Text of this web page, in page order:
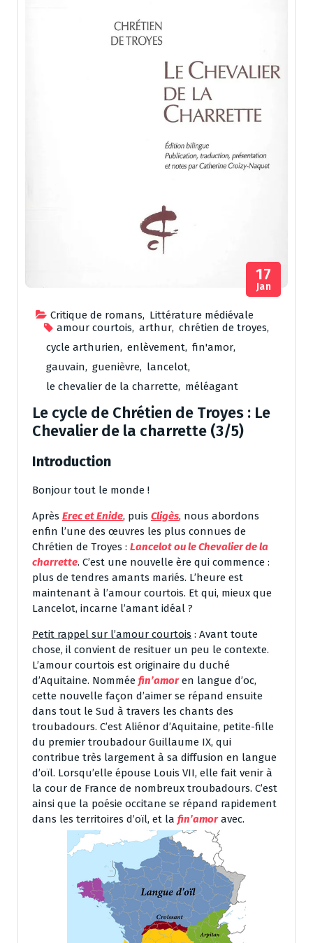
Critique de romans, Littérature médiévale
amour courtois, arthur, chrétien de troyes,
cycle arthurien, enlèvement, fin'amor,
gauvain, guenièvre, lancelot,
le chevalier de la charrette, méléagant
17
Jan
Le cycle de Chrétien de Troyes : Le
Chevalier de la charrette (3/5)
Introduction
Bonjour tout le monde !
Après Erec et Enide, puis Cligès, nous abordons
enfin l’une des œuvres les plus connues de
Chrétien de Troyes : Lancelot ou le Chevalier de la
charrette. C’est une nouvelle ère qui commence :
plus de tendres amants mariés. L’heure est
maintenant à l’amour courtois. Et qui, mieux que
Lancelot, incarne l’amant idéal ?
Petit rappel sur l’amour courtois : Avant toute
chose, il convient de resituer un peu le contexte.
L’amour courtois est originaire du duché
d’Aquitaine. Nommée fin’amoren langue d’oc,
cette nouvelle façon d’aimer se répand ensuite
dans tout le Sud à travers les chants des
troubadours. C’est Aliénor d’Aquitaine, petite-fille
du premier troubadour Guillaume IX, qui
contribue très largement à sa diffusion en langue
d’oïl. Lorsqu’elle épouse Louis VII, elle fait venir à
la cour de France de nombreux troubadours. C’est
ainsi que la poésie occitane se répand rapidement
dans les territoires d’oïl, et la fin’amoravec.